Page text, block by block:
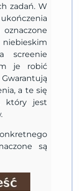
zadań. W
screenie
je robić
a te się
który jest
są